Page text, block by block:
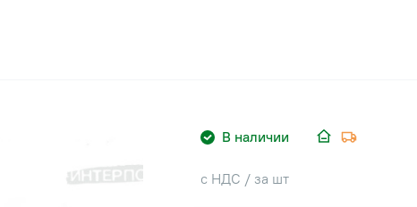
В наличии
с НДС / за шт